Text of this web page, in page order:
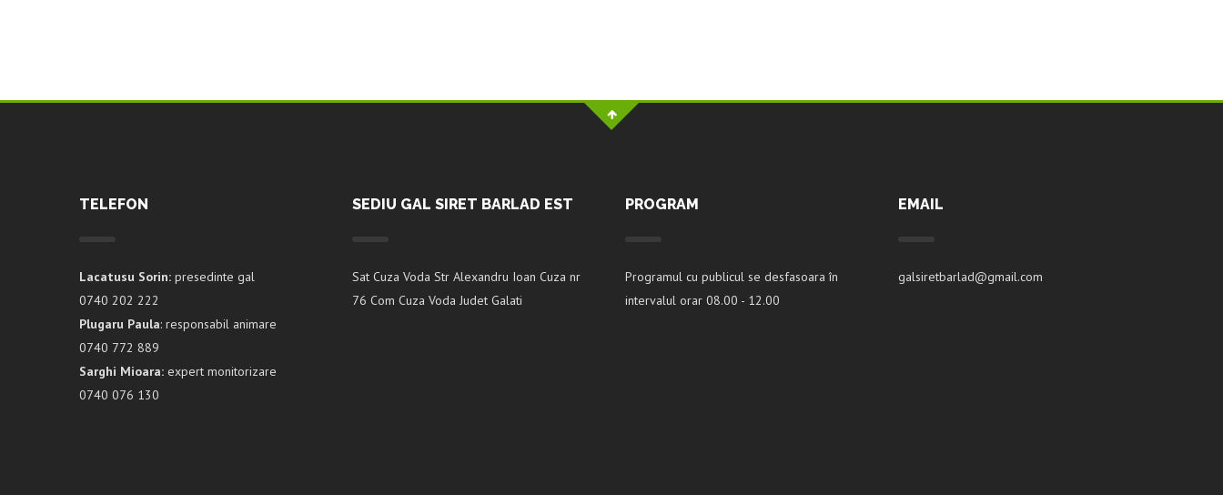
TELEFON
Lacatusu Sorin: presedinte gal
0740 202 222
Plugaru Paula: responsabil animare
0740 772 889
Sarghi Mioara: expert monitorizare
0740 076 130
SEDIU GAL SIRET BARLAD EST
Sat Cuza Voda Str Alexandru Ioan Cuza nr
76 Com Cuza Voda Judet Galati
PROGRAM
Programul cu publicul se desfasoara în
intervalul orar 08.00 - 12.00
EMAIL
galsiretbarlad@gmail.com